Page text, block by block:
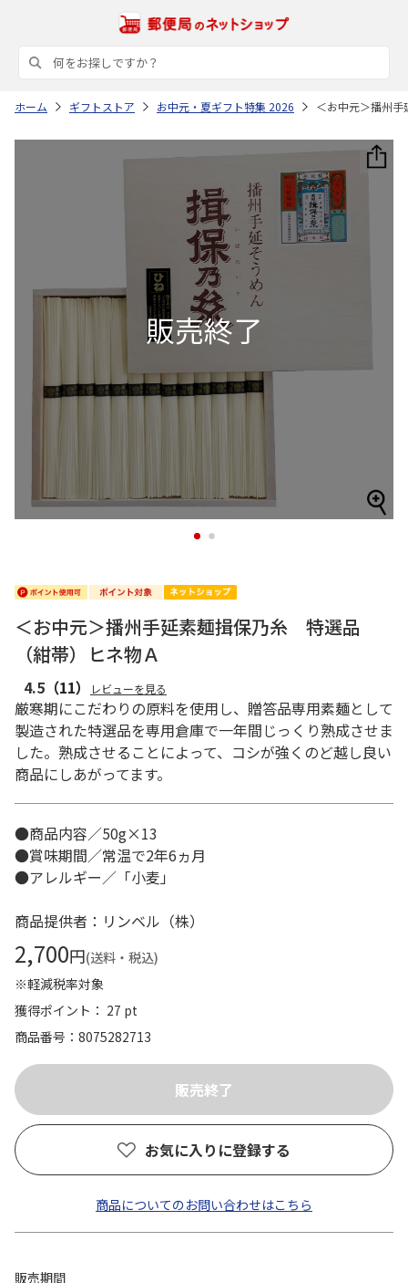
ホーム ギフトストア お中元・夏ギフト特集 2026 ＜お中元＞播州
1 2
＜お中元＞播州手延素麺揖保乃糸 特選品
（紺帯）ヒネ物Ａ
4.5 （11） レビューを見る
厳寒期にこだわりの原料を使用し、贈答品専用素麺として
製造された特選品を専用倉庫で一年間じっくり熟成させま
した。熟成させることによって、コシが強くのど越し良い
商品にしあがってます。
●商品内容／50g×13
●賞味期間／常温で2年6ヵ月
●アレルギー／「小麦」
商品提供者：リンベル（株）
2,700円(送料・税込)
※軽減税率対象
獲得ポイント： 27 pt
商品番号
8075282713
お気に入りに登録する
商品についてのお問い合わせはこちら
販売期間